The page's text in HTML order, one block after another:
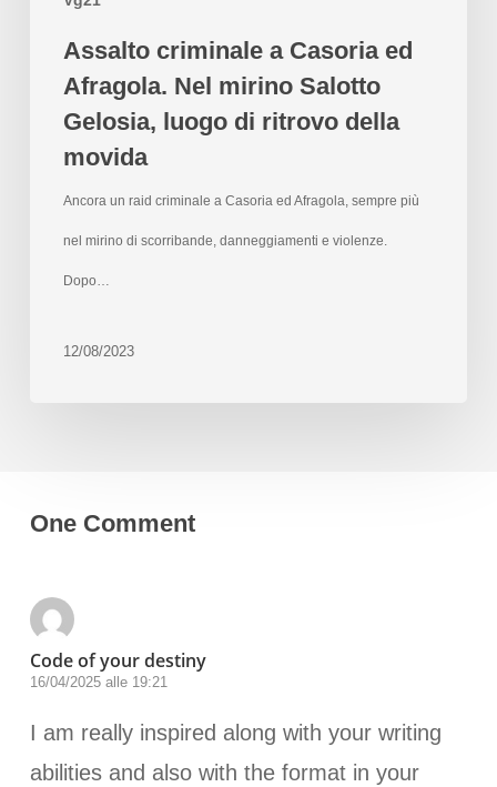
Assalto criminale a Casoria ed
Afragola. Nel mirino Salotto
Gelosia, luogo di ritrovo della
movida
Ancora un raid criminale a Casoria ed Afragola, sempre più
nel mirino di scorribande, danneggiamenti e violenze.
Dopo…
12/08/2023
One Comment
Code of your destiny
16/04/2025 alle 19:21
I am really inspired along with your writing
abilities and also with the format in your